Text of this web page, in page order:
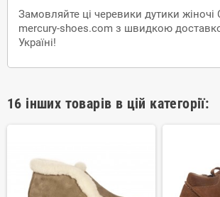
Замовляйте ці черевики дутики жіночі
mercury-shoes.com з швидкою
Україні!
16 інших товарів в цій категорії: